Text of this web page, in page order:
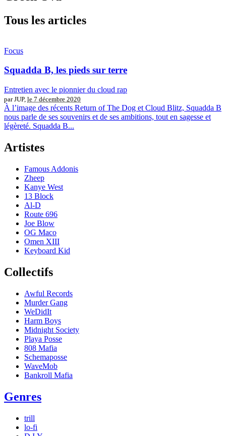
Tous les articles
Focus
Squadda B, les pieds sur terre
Entretien avec le pionnier du cloud rap
par JUP, le 7 décembre 2020
À l’image des récents Return of The Dog et Cloud Blitz, Squadda B
nous parle de ses souvenirs et de ses ambitions, tout en sagesse et
légèreté. Squadda B...
Artistes
Famous Addonis
Zheep
Kanye West
13 Block
Al-D
Route 696
Joe Blow
OG Maco
Omen XIII
Keyboard Kid
Collectifs
Awful Records
Murder Gang
WeDidIt
Harm Boys
Midnight Society
Playa Posse
808 Mafia
Schemaposse
WaveMob
Bankroll Mafia
Genres
trill
lo-fi